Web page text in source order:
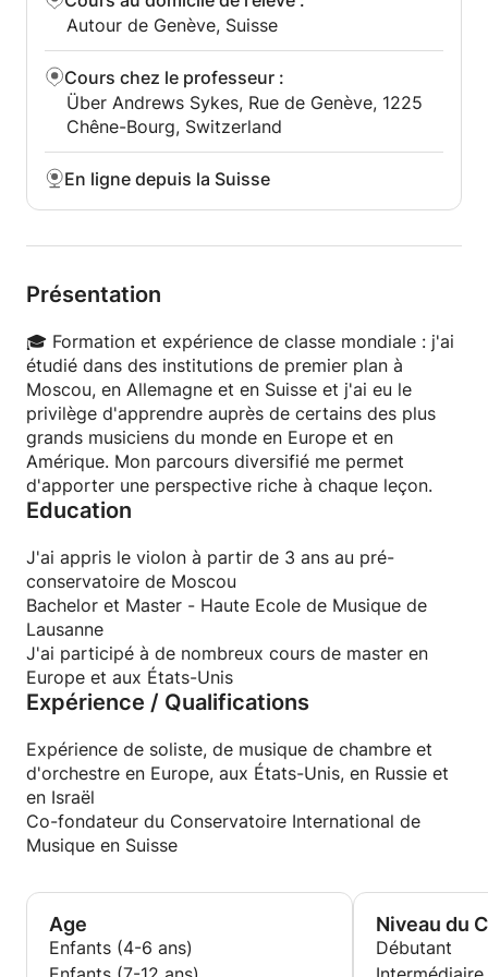
rendant les leçons plus efficaces et engageantes.
Formation de classe mondiale et expérience : J'ai
étudié dans les meilleures institutions à Moscou et
en Suisse et j'ai eu le privilège d'apprendre auprès
de certains des plus grands musiciens du monde en
Europe et en Amérique. Mon parcours diversifié me
permet d'apporter une perspective riche à chaque
cours.
compte d'excellents professeurs francophones.
Autour de Genève, Suisse
Cours chez le professeur :
Über Andrews Sykes, Rue de Genève, 1225
Chêne-Bourg, Switzerland
En ligne depuis la Suisse
Présentation
🎓 Formation et expérience de classe mondiale : j'ai
étudié dans des institutions de premier plan à
Moscou, en Allemagne et en Suisse et j'ai eu le
privilège d'apprendre auprès de certains des plus
grands musiciens du monde en Europe et en
Amérique. Mon parcours diversifié me permet
d'apporter une perspective riche à chaque leçon.
Education
J'ai appris le violon à partir de 3 ans au pré-
conservatoire de Moscou
Bachelor et Master - Haute Ecole de Musique de
Lausanne
J'ai participé à de nombreux cours de master en
Europe et aux États-Unis
Expérience / Qualifications
Expérience de soliste, de musique de chambre et
d'orchestre en Europe, aux États-Unis, en Russie et
en Israël
Co-fondateur du Conservatoire International de
Musique en Suisse
Age
Enfants (4-6 ans)
Niveau du
Débutant